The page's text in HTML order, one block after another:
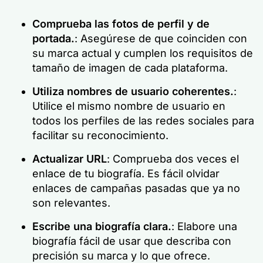
Comprueba las fotos de perfil y de
portada.: Asegúrese de que coinciden con
su marca actual y cumplen los requisitos de
tamaño de imagen de cada plataforma.
Utiliza nombres de usuario coherentes.:
Utilice el mismo nombre de usuario en
todos los perfiles de las redes sociales para
facilitar su reconocimiento.
Actualizar URL: Comprueba dos veces el
enlace de tu biografía. Es fácil olvidar
enlaces de campañas pasadas que ya no
son relevantes.
Escribe una biografía clara.: Elabore una
biografía fácil de usar que describa con
precisión su marca y lo que ofrece.